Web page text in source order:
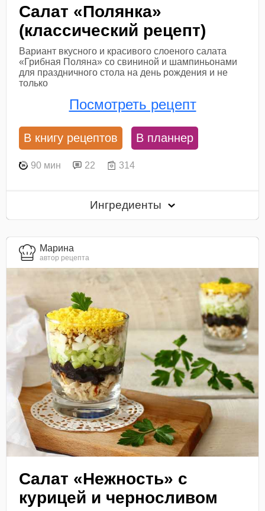
Салат «Полянка»
(классический рецепт)
Вариант вкусного и красивого слоеного салата
«Грибная Поляна» со свининой и шампиньонами
для праздничного стола на день рождения и не
только
Посмотреть рецепт
В книгу рецептов В планнер
90 мин 22 314
Ингредиенты
Марина
автор рецепта
Салат «Нежность» с
курицей и черносливом